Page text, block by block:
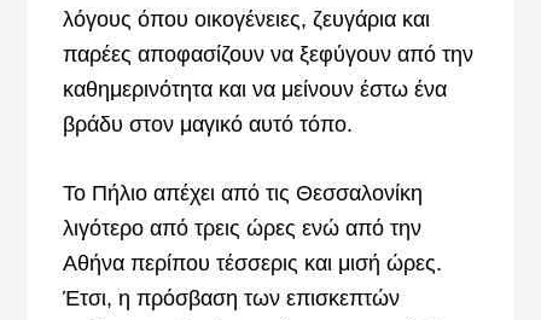
λόγους όπου οικογένειες, ζευγάρια και
παρέες αποφασίζουν να ξεφύγουν από την
καθημερινότητα και να μείνουν έστω ένα
βράδυ στον μαγικό αυτό τόπο.
Το Πήλιο απέχει από τις Θεσσαλονίκη
λιγότερο από τρεις ώρες ενώ από την
Αθήνα περίπου τέσσερις και μισή ώρες.
Έτσι, η πρόσβαση των επισκεπτών